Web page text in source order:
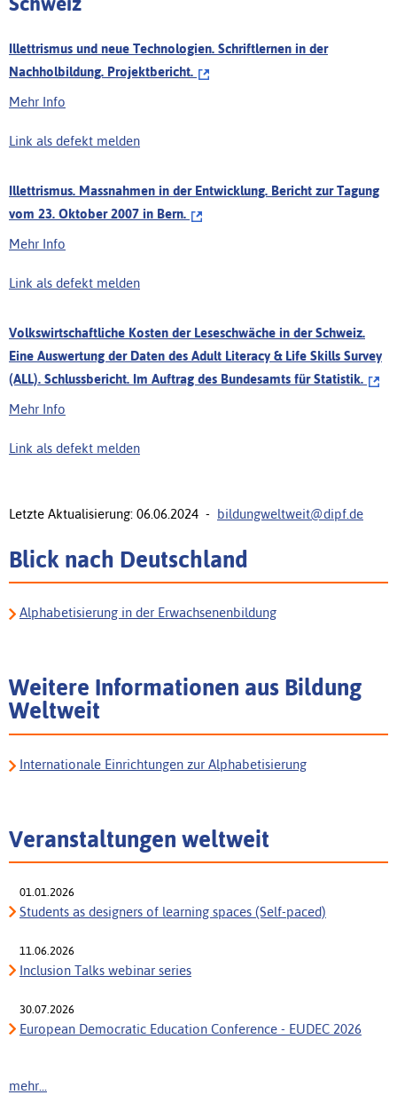
Illettrismus und neue Technologien. Schriftlernen in der
Nachholbildung. Projektbericht.
Mehr Info
Link als defekt melden
Illettrismus. Massnahmen in der Entwicklung. Bericht zur Tagung
vom 23. Oktober 2007 in Bern.
Mehr Info
Link als defekt melden
Volkswirtschaftliche Kosten der Leseschwäche in der Schweiz.
Eine Auswertung der Daten des Adult Literacy & Life Skills Survey
(ALL). Schlussbericht. Im Auftrag des Bundesamts für Statistik.
Mehr Info
Link als defekt melden
Letzte Aktualisierung: 06.06.2024 - bildungweltweit@dipf.de
Blick nach Deutschland
Alphabetisierung in der Erwachsenenbildung
Weitere Informationen aus Bildung
Weltweit
Internationale Einrichtungen zur Alphabetisierung
Veranstaltungen weltweit
01.01.2026
Students as designers of learning spaces (Self-paced)
11.06.2026
Inclusion Talks webinar series
30.07.2026
European Democratic Education Conference - EUDEC 2026
mehr...